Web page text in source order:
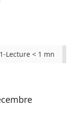
-Lecture < 1 mn